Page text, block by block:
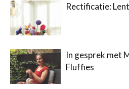
Rectificatie:
In gesprek met
Fluffies